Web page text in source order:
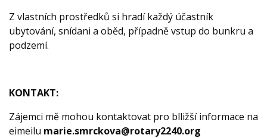
Z vlastních prostředků si hradí každý účastník
ubytování, snídani a oběd, případně vstup do bunkru a
podzemí.
KONTAKT:
Zájemci mě mohou kontaktovat pro blližší informace na
eimeilu marie.smrckova@rotary2240.org